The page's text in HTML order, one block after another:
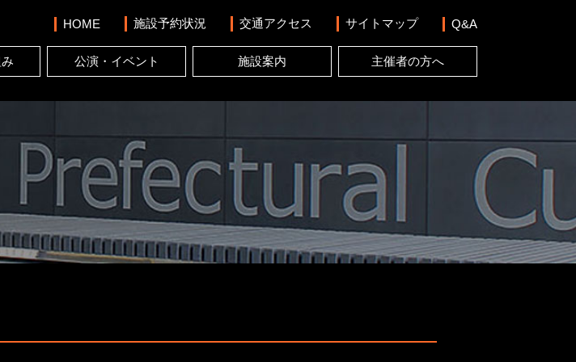
HOME 施設予約状況 交通アクセス サイトマップ Q&A
公演・イベント 施設案内 主催者の方へ